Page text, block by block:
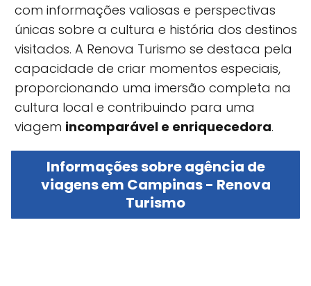
com informações valiosas e perspectivas
únicas sobre a cultura e história dos destinos
visitados. A Renova Turismo se destaca pela
capacidade de criar momentos especiais,
proporcionando uma imersão completa na
cultura local e contribuindo para uma
viagem incomparável e enriquecedora.
Informações sobre agência de
viagens em Campinas - Renova
Turismo